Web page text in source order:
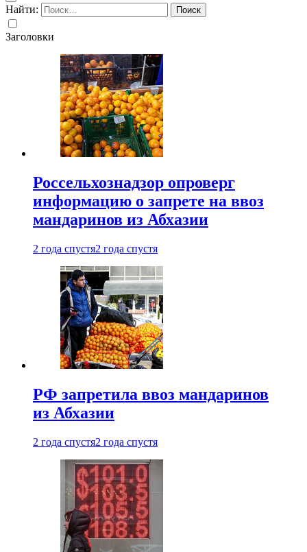
Найти:
Заголовки
Россельхознадзор опроверг
информацию о запрете на ввоз
мандаринов из Абхазии
2 года спустя2 года спустя
РФ запретила ввоз мандаринов
из Абхазии
2 года спустя2 года спустя